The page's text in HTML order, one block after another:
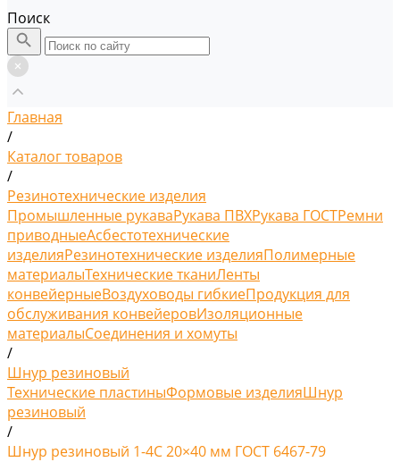
Поиск
Главная
/
Каталог товаров
/
Резинотехнические изделия
Промышленные рукаваРукава ПВХРукава ГОСТРемни
приводныеАсбестотехнические
изделияРезинотехнические изделияПолимерные
материалыТехнические тканиЛенты
конвейерныеВоздуховоды гибкиеПродукция для
обслуживания конвейеровИзоляционные
материалыСоединения и хомуты
/
Шнур резиновый
Технические пластиныФормовые изделияШнур
резиновый
/
Шнур резиновый 1-4С 20×40 мм ГОСТ 6467-79